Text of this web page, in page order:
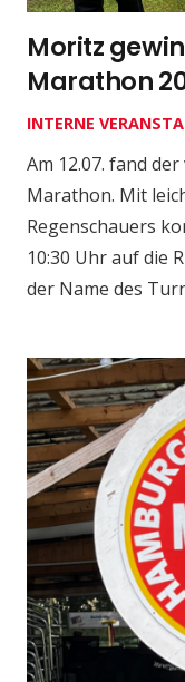
Moritz
Marathon
INTERNE
Am 12.07. fand
Marathon. Mit
Regenschauers
10:30 Uhr auf die
der Name des